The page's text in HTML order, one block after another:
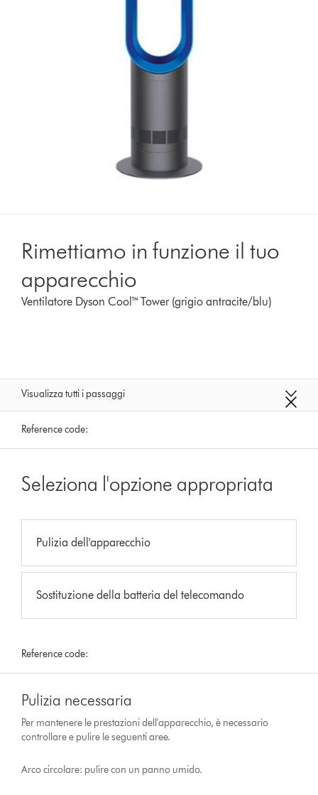
Rimettiamo in funzione il tuo
apparecchio
Ventilatore Dyson Cool™ Tower (grigio antracite/blu)
Visualizza tutti i passaggi
Reference code:
Seleziona l'opzione appropriata
Pulizia dell'apparecchio
Sostituzione della batteria del telecomando
Reference code:
Pulizia necessaria
Per mantenere le prestazioni dell'apparecchio, è necessario
controllare e pulire le seguenti aree.
Arco circolare: pulire con un panno umido.